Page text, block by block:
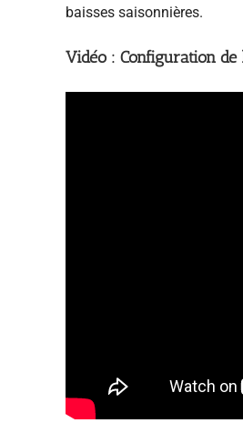
baisses saisonnières.
Vidéo : Configuration